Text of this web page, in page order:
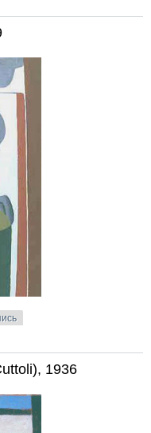
1936